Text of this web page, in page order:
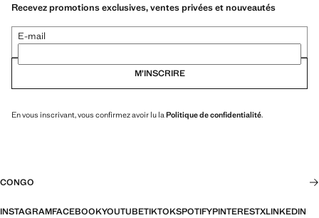
Recevez promotions exclusives, ventes privées et nouveautés
E-mail
M’INSCRIRE
En vous inscrivant, vous confirmez avoir lu la Politique de confidentialité.
CONGO
INSTAGRAMFACEBOOKYOUTUBETIKTOKSPOTIFYPINTERESTXLINKEDIN